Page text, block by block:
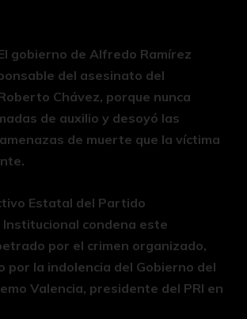
gobierno de Alfredo Ramírez
del asesinato del
Chávez, porque nunca
de auxilio y desoyó las
de muerte que la víctima
Estatal del Partido
Institucional condena este
por el crimen organizado,
por la indolencia del Gobierno del
Valencia, presidente del PRI en